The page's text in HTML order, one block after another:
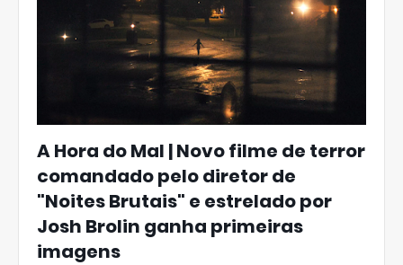
A Hora do Mal | Novo filme de terror
comandado pelo diretor de
"Noites Brutais" e estrelado por
Josh Brolin ganha primeiras
imagens